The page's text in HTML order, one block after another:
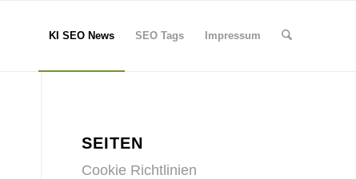
KI SEO News SEO Tags Impressum
SEITEN
Cookie Richtlinien